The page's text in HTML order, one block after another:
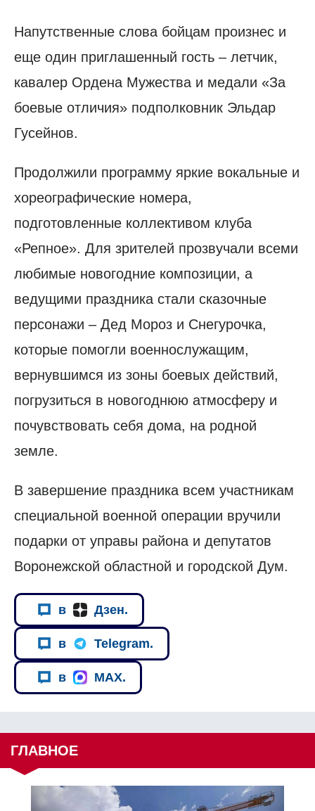
Напутственные слова бойцам произнес и
еще один приглашенный гость – летчик,
кавалер Ордена Мужества и медали «За
боевые отличия» подполковник Эльдар
Гусейнов.
Продолжили программу яркие вокальные и
хореографические номера,
подготовленные коллективом клуба
«Репное». Для зрителей прозвучали всеми
любимые новогодние композиции, а
ведущими праздника стали сказочные
персонажи – Дед Мороз и Снегурочка,
которые помогли военнослужащим,
вернувшимся из зоны боевых действий,
погрузиться в новогоднюю атмосферу и
почувствовать себя дома, на родной
земле.
В завершение праздника всем участникам
специальной военной операции вручили
подарки от управы района и депутатов
Воронежской областной и городской Дум.
в Дзен.
в Telegram.
в MAX.
ГЛАВНОЕ